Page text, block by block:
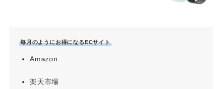
毎月のようにお得になるECサイト
Amazon
楽天市場